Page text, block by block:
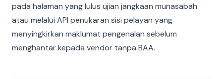
pada halaman yang lulus ujian jangkaan munasabah
atau melalui API penukaran sisi pelayan yang
menyingkirkan maklumat pengenalan sebelum
menghantar kepada vendor tanpa BAA.